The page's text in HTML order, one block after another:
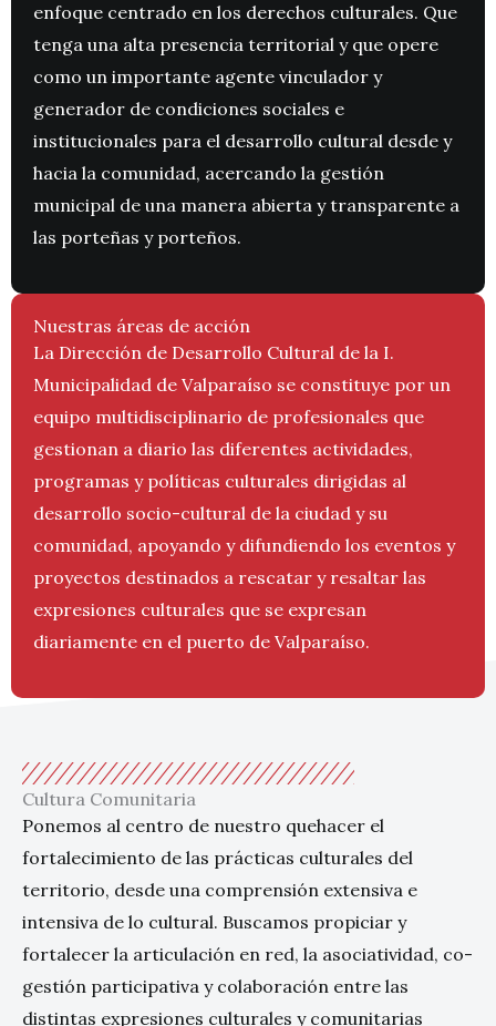
enfoque centrado en los derechos culturales. Que
tenga una alta presencia territorial y que opere
como un importante agente vinculador y
generador de condiciones sociales e
institucionales para el desarrollo cultural desde y
hacia la comunidad, acercando la gestión
municipal de una manera abierta y transparente a
las porteñas y porteños.
Nuestras áreas de acción
La Dirección de Desarrollo Cultural de la I.
Municipalidad de Valparaíso se constituye por un
equipo multidisciplinario de profesionales que
gestionan a diario las diferentes actividades,
programas y políticas culturales dirigidas al
desarrollo socio-cultural de la ciudad y su
comunidad, apoyando y difundiendo los eventos y
proyectos destinados a rescatar y resaltar las
expresiones culturales que se expresan
diariamente en el puerto de Valparaíso.
Cultura Comunitaria
Ponemos al centro de nuestro quehacer el
fortalecimiento de las prácticas culturales del
territorio, desde una comprensión extensiva e
intensiva de lo cultural. Buscamos propiciar y
fortalecer la articulación en red, la asociatividad, co-
gestión participativa y colaboración entre las
distintas expresiones culturales y comunitarias